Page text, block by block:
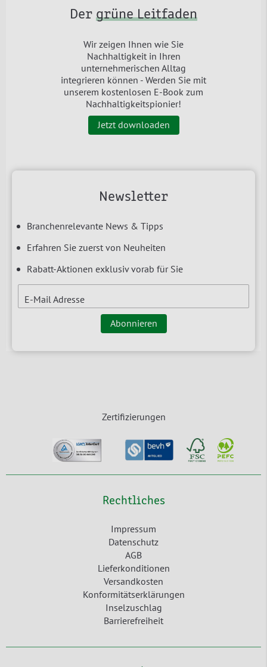
Newsletter
Branchenrelevante News & Tipps
Erfahren Sie zuerst von Neuheiten
Rabatt-Aktionen exklusiv vorab für Sie
E-Mail Adresse
Abonnieren
Der grüne Leitfaden
Wir zeigen Ihnen wie Sie
Nachhaltigkeit in Ihren
unternehmerischen Alltag
integrieren können - Werden Sie mit
unserem kostenlosen E-Book zum
Nachhaltigkeitspionier!
Jetzt downloaden
Zertifizierungen
Rechtliches
Impressum
Datenschutz
AGB
Lieferkonditionen
Versandkosten
Konformitätserklärungen
Inselzuschlag
Barrierefreiheit